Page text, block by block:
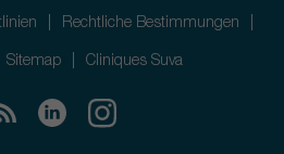
Rechtliche Bestimmungen
Sitemap Cliniques Suva